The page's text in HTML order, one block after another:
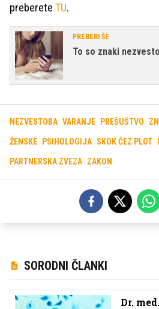
preberete TU.
PREBERI ŠE
To so znaki
NEZVESTOBA VARANJE PREŠUŠTVO
ŽENSKE PSIHOLOGIJA SKOK ČEZ PLOT
PARTNERSKA ZVEZA ZAKON
SORODNI ČLANKI
Dr.